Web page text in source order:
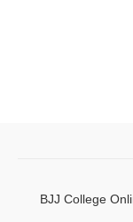
BJJ College